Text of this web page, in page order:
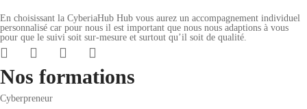
En choisissant la CyberiaHub Hub vous aurez un accompagnement individuel
personnalisé car pour nous il est important que nous nous adaptions à vous
pour que le suivi soit sur-mesure et surtout qu’il soit de qualité.
Nos formations
Cyberpreneur